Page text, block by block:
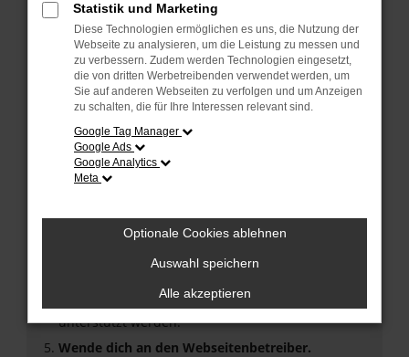
Laden andere Webseiten, zum Beispiel deine
Suchmaschine?
Prüfe deine Browsererweiterungen.
Manche Erweiterungen, wie Werbeblocker, können
das Laden bestimmter Seiten verhindern.
Funktioniert die Seite in einem anderen Browser
oder in einem privaten Fenster?
Starte dein Gerät neu.
Das kann manchmal helfen, vorübergehende
Stelle sicher, dass dein Browser und dein
Betriebssystem auf dem neuesten Stand sind.
Veraltete Software birgt nicht nur ein
dass bestimmte Funktionen nicht mehr
unterstützt werden.
Wende dich an den Webseitenbetreiber.
Statistik und Marketing
Diese Technologien ermöglichen es uns, die Nutzung der
Webseite zu analysieren, um die Leistung zu messen und
zu verbessern. Zudem werden Technologien eingesetzt,
die von dritten Werbetreibenden verwendet werden, um
Sie auf anderen Webseiten zu verfolgen und um Anzeigen
zu schalten, die für Ihre Interessen relevant sind.
Google Tag Manager
Google Ads
Google Analytics
Meta
Optionale Cookies ablehnen
Auswahl speichern
Alle akzeptieren